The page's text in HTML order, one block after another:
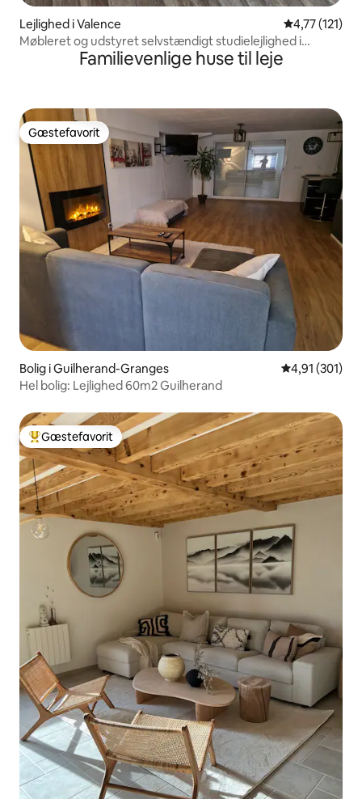
Lejlighed i Valence 4,77 ud af 5 i
4,77 (121)
Møbleret og udstyret selvstændigt studielejlighed i
Valence med parkeringsplads
Familievenlige huse til leje
Gæstefavorit
Gæstefavorit
Bolig i Guilherand-Granges 4,91 ud af 5 i
4,91 (301)
Hel bolig: Lejlighed 60m2 Guilherand
Bedste gæstefavorit
Gæstefavorit